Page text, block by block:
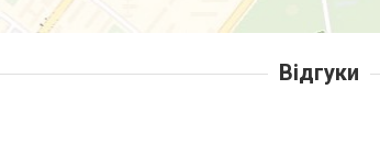
Відгуки